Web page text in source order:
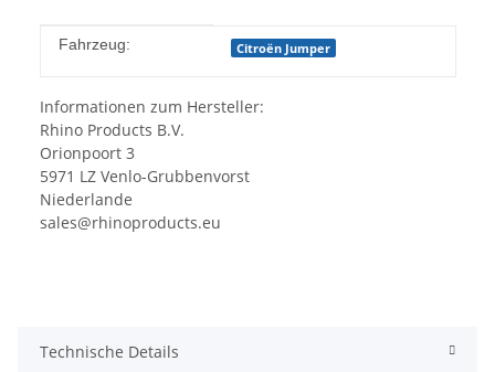
Produkteigenschaft
Wert
Fahrzeug: Citroën Jumper
Informationen zum Hersteller:
Rhino Products B.V.
Orionpoort 3
5971 LZ Venlo-Grubbenvorst
Niederlande
sales@rhinoproducts.eu
Technische Details